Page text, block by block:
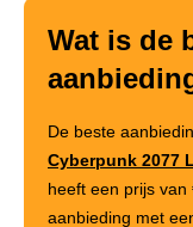
Wat is de
De beste
Cyberpunk 2077
heeft een prijs van
aanbieding met